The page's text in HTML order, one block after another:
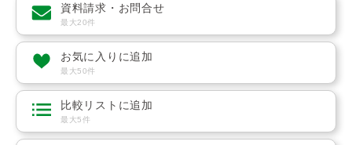
資料請求・お問合せ
最大20件
お気に入りに追加
最大50件
比較リストに追加
最大5件